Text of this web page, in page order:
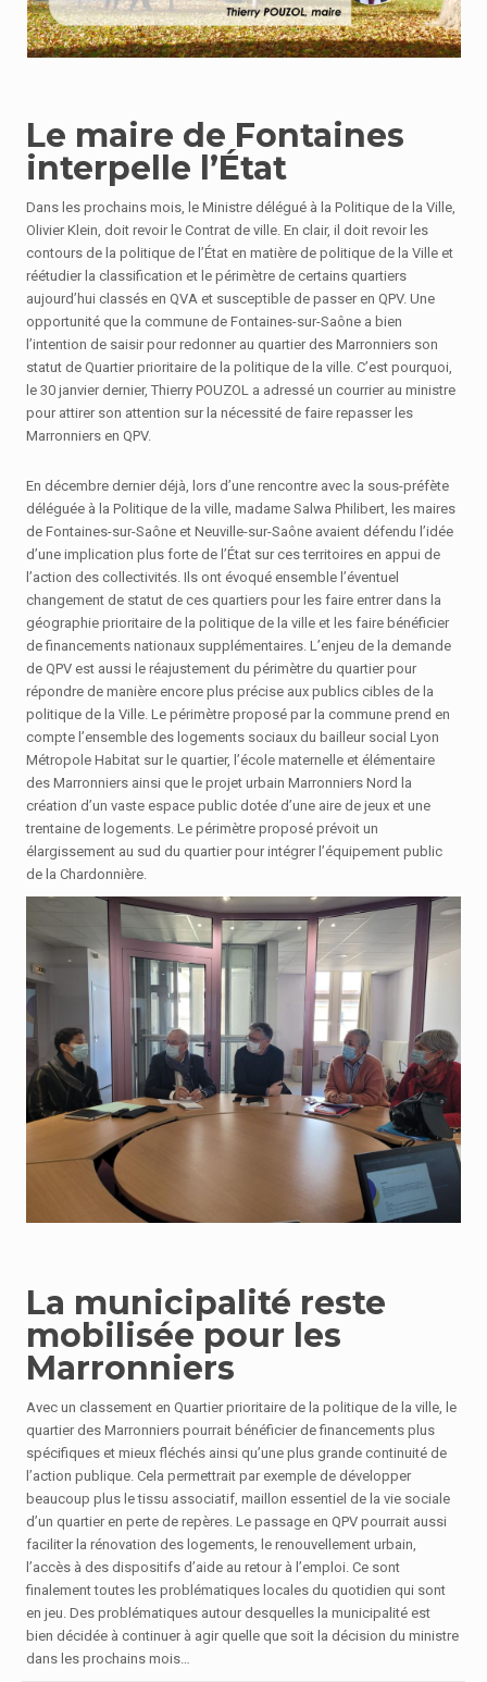
Le maire de Fontaines
interpelle l’État
Dans les prochains mois, le Ministre délégué à la Politique de la Ville,
Olivier Klein, doit revoir le Contrat de ville. En clair, il doit revoir les
contours de la politique de l’État en matière de politique de la Ville et
réétudier la classification et le périmètre de certains quartiers
aujourd’hui classés en QVA et susceptible de passer en QPV. Une
opportunité que la commune de Fontaines-sur-Saône a bien
l’intention de saisir pour redonner au quartier des Marronniers son
statut de Quartier prioritaire de la politique de la ville. C’est pourquoi,
le 30 janvier dernier, Thierry POUZOL a adressé un courrier au ministre
pour attirer son attention sur la nécessité de faire repasser les
Marronniers en QPV.
En décembre dernier déjà, lors d’une rencontre avec la sous-préfète
déléguée à la Politique de la ville, madame Salwa Philibert, les maires
de Fontaines-sur-Saône et Neuville-sur-Saône avaient défendu l’idée
d’une implication plus forte de l’État sur ces territoires en appui de
l’action des collectivités. Ils ont évoqué ensemble l’éventuel
changement de statut de ces quartiers pour les faire entrer dans la
géographie prioritaire de la politique de la ville et les faire bénéficier
de financements nationaux supplémentaires. L’enjeu de la demande
de QPV est aussi le réajustement du périmètre du quartier pour
répondre de manière encore plus précise aux publics cibles de la
politique de la Ville. Le périmètre proposé par la commune prend en
compte l’ensemble des logements sociaux du bailleur social Lyon
Métropole Habitat sur le quartier, l’école maternelle et élémentaire
des Marronniers ainsi que le projet urbain Marronniers Nord la
création d’un vaste espace public dotée d’une aire de jeux et une
trentaine de logements. Le périmètre proposé prévoit un
élargissement au sud du quartier pour intégrer l’équipement public
de la Chardonnière.
La municipalité reste
mobilisée pour les
Marronniers
Avec un classement en Quartier prioritaire de la politique de la ville, le
quartier des Marronniers pourrait bénéficier de financements plus
spécifiques et mieux fléchés ainsi qu’une plus grande continuité de
l’action publique. Cela permettrait par exemple de développer
beaucoup plus le tissu associatif, maillon essentiel de la vie sociale
d’un quartier en perte de repères. Le passage en QPV pourrait aussi
faciliter la rénovation des logements, le renouvellement urbain,
l’accès à des dispositifs d’aide au retour à l’emploi. Ce sont
finalement toutes les problématiques locales du quotidien qui sont
en jeu. Des problématiques autour desquelles la municipalité est
bien décidée à continuer à agir quelle que soit la décision du ministre
dans les prochains mois…